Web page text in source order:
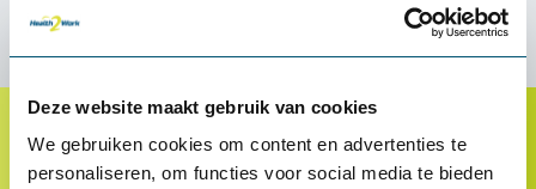
Deze website maakt gebruik van cookies
We gebruiken cookies om content en advertenties te
personaliseren, om functies voor social media te bieden
Direct een vraag? Bel
of stel je vraag
via onzechat.
Klantenservice